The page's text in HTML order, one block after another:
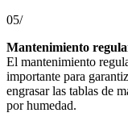
05/
Mantenimiento
El mantenimiento
importante para
engrasar las tablas de
por humedad.